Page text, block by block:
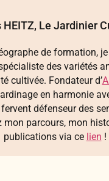
HEITZ, Le Jardinier
de formation,
des variétés
cultivée. Fondateur d’
en harmonie
défenseur des
mon parcours, mon
publications via ce lien !